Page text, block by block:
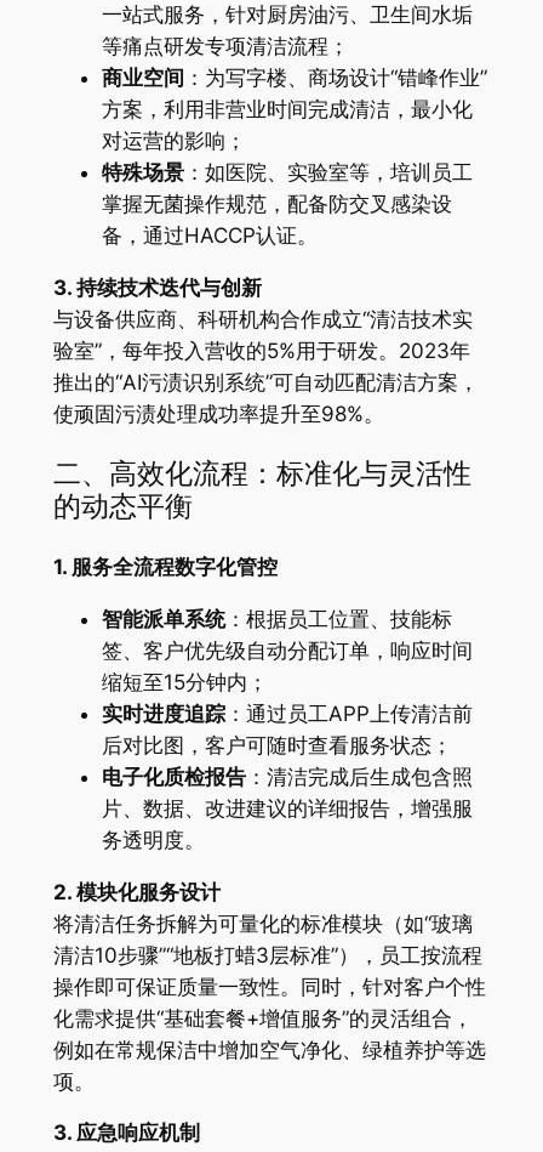
一站式服务，针对厨房油污、卫生间水垢
等痛点研发专项清洁流程；
商业空间 ：为写字楼、商场设计“错峰作业”
方案，利用非营业时间完成清洁，最小化
对运营的影响；
特殊场景：如医院、实验室等，培训员工
掌握无菌操作规范，配备防交叉感染设
备，通过HACCP认证。
3. 持续技术迭代与创新
与设备供应商、科研机构合作成立“清洁技术实
验室”，每年投入营收的5%用于研发。2023年
推出的“AI污渍识别系统”可自动匹配清洁方案，
使顽固污渍处理成功率提升至98%。
二、高效化流程：标准化与灵活性
的动态平衡
1. 服务全流程数字化管控
智能派单系统：根据员工位置、技能标
签、客户优先级自动分配订单，响应时间
缩短至15分钟内；
实时进度追踪：通过员工APP上传清洁前
后对比图，客户可随时查看服务状态；
电子化质检报告：清洁完成后生成包含照
片、数据、改进建议的详细报告，增强服
务透明度。
2. 模块化服务设计
将清洁任务拆解为可量化的标准模块（如“玻璃
清洁10步骤”“地板打蜡3层标准”），员工按流程
操作即可保证质量一致性。同时，针对客户个性
化需求提供“基础套餐+增值服务”的灵活组合，
例如在常规保洁中增加空气净化、绿植养护等选
项。
3. 应急响应机制